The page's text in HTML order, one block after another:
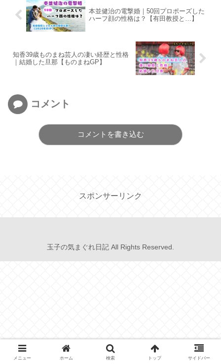
本並健治の電撃婚｜50回プロポーズした
ハーフ顔の性格は？【有田教授と…】
知香39歳ものまね芸人の凄い経歴と性格
｜結婚した旦那【ものまねGP】
コメント
コメントを書き込む
スポンサーリンク
玉子の気まぐれ日記 All Rights Reserved.
メニュー ホーム 検索 トップ サイドバー